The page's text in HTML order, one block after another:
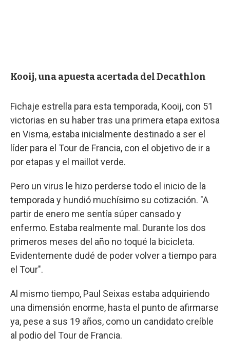
Kooij, una apuesta acertada del Decathlon
Fichaje estrella para esta temporada, Kooij, con 51
victorias en su haber tras una primera etapa exitosa
en Visma, estaba inicialmente destinado a ser el
líder para el Tour de Francia, con el objetivo de ir a
por etapas y el maillot verde.
Pero un virus le hizo perderse todo el inicio de la
temporada y hundió muchísimo su cotización. "A
partir de enero me sentía súper cansado y
enfermo. Estaba realmente mal. Durante los dos
primeros meses del año no toqué la bicicleta.
Evidentemente dudé de poder volver a tiempo para
el Tour".
Al mismo tiempo, Paul Seixas estaba adquiriendo
una dimensión enorme, hasta el punto de afirmarse
ya, pese a sus 19 años, como un candidato creíble
al podio del Tour de Francia.